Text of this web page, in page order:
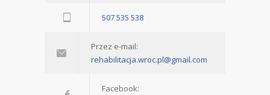
507 535 538
Przez e-mail:
rehabilitacja.wroc.pl@gmail.com
Facebook: